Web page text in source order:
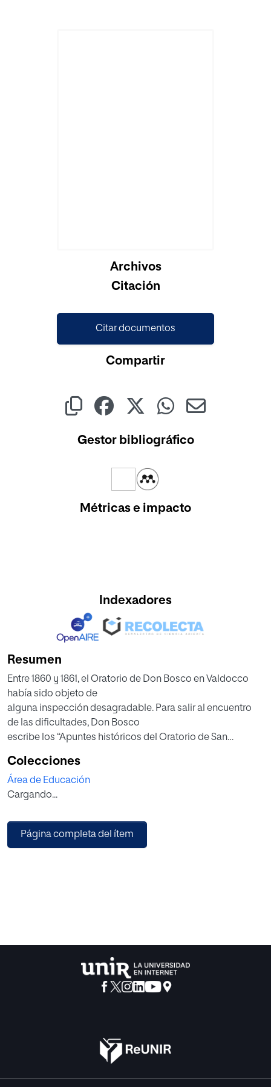
Archivos
Citación
Citar documentos
Compartir
Gestor bibliográfico
Métricas e impacto
Indexadores
Resumen
Entre 1860 y 1861, el Oratorio de Don Bosco en Valdocco
había sido objeto de
alguna inspección desagradable. Para salir al encuentro
de las dificultades, Don Bosco
escribe los “Apuntes históricos del Oratorio de San
pensando utilizar estas reflexiones como instrumento para
una correcta información sobre
su obra.
Colecciones
Área de Educación
Cargando...
Página completa del ítem